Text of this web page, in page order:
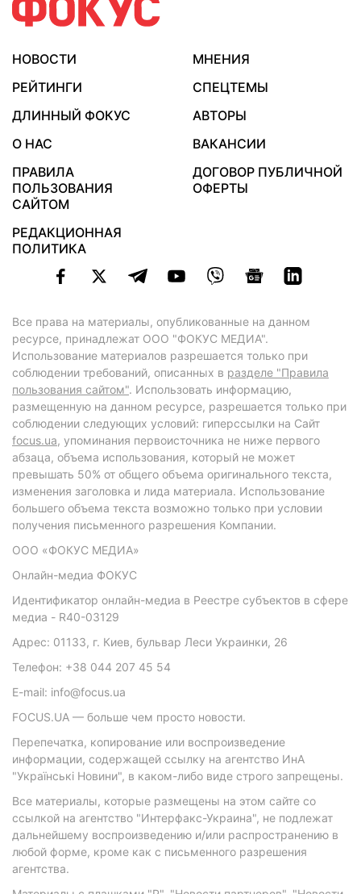
НОВОСТИ
МНЕНИЯ
РЕЙТИНГИ
СПЕЦТЕМЫ
ДЛИННЫЙ ФОКУС
АВТОРЫ
О НАС
ВАКАНСИИ
ПРАВИЛА
ПОЛЬЗОВАНИЯ
САЙТОМ
ДОГОВОР ПУБЛИЧНОЙ
ОФЕРТЫ
РЕДАКЦИОННАЯ
ПОЛИТИКА
Все права на материалы, опубликованные на данном
ресурсе, принадлежат ООО "ФОКУС МЕДИА".
Использование материалов разрешается только при
соблюдении требований, описанных в разделе "Правила
пользования сайтом". Использовать информацию,
размещенную на данном ресурсе, разрешается только при
соблюдении следующих условий: гиперссылки на Сайт
focus.ua, упоминания первоисточника не ниже первого
абзаца, объема использования, который не может
превышать 50% от общего объема оригинального текста,
изменения заголовка и лида материала. Использование
большего объема текста возможно только при условии
получения письменного разрешения Компании.
ООО «ФОКУС МЕДИА»
Онлайн-медиа ФОКУС
Идентификатор онлайн-медиа в Реестре субъектов в сфере
медиа - R40-03129
Адрес: 01133, г. Киев, бульвар Леси Украинки, 26
Телефон: +38 044 207 45 54
E-mail: info@focus.ua
FOCUS.UA — больше чем просто новости.
Перепечатка, копирование или воспроизведение
информации, содержащей ссылку на агентство ИнА
"Українські Новини", в каком-либо виде строго запрещены.
Все материалы, которые размещены на этом сайте со
ссылкой на агентство "Интерфакс-Украина", не подлежат
дальнейшему воспроизведению и/или распространению в
любой форме, кроме как с письменного разрешения
агентства.